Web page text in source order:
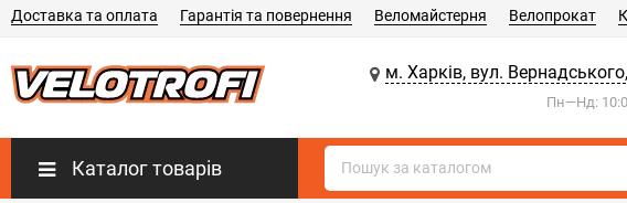
Доставка та оплата Гарантія та повернення Веломайстерня Велопрокат
м. Харків, вул.
Пн—Нд:
Каталог товарів